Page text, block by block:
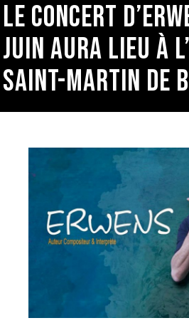
LE CONCERT
JUIN AURA LIEU À
SAINT-MARTIN DE